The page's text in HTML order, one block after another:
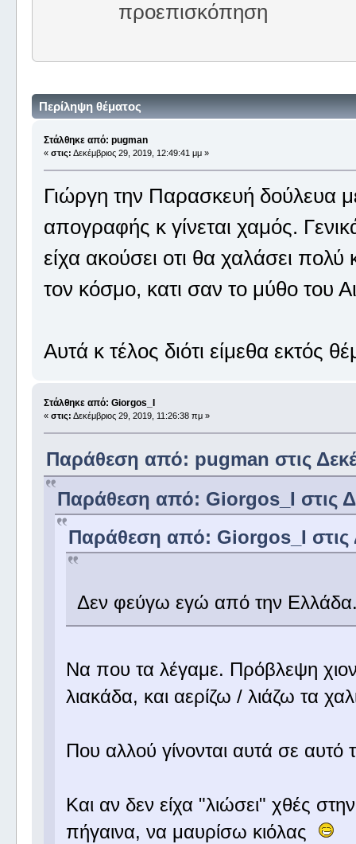
προεπισκόπηση
Περίληψη θέματος
Στάλθηκε από: pugman
« στις: Δεκέμβριος 29, 2019, 12:49:41 μμ »
Γιώργη την Παρασκευή δούλευα
απογραφής κ γίνεται χαμός.
είχα ακούσει οτι θα χαλάσει
τον κόσμο, κατι σαν το μύθο του
Αυτά κ τέλος διότι είμεθα εκτός
Στάλθηκε από: Giorgos_I
« στις: Δεκέμβριος 29, 2019, 11:26:38 πμ »
Παράθεση από: pugman στις
Παράθεση από: Giorgos_I στις
Παράθεση από: Giorgos_I στις
Δεν φεύγω εγώ από την
Να που τα λέγαμε. Πρόβλεψη
λιακάδα, και αερίζω / λιάζω τα
Που αλλού γίνονται αυτά σε
Και αν δεν είχα "λιώσει" χθές
πήγαινα, να μαυρίσω κιόλας